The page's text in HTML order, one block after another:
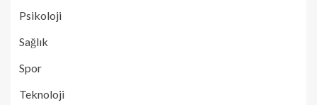
Psikoloji
Sağlık
Spor
Teknoloji